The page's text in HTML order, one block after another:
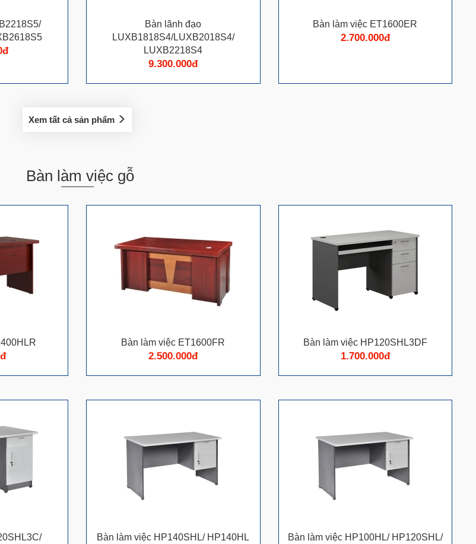
Bàn lãnh đạo
LUXB1818S4/LUXB2018S4/
LUXB2218S4
9.300.000đ
Bàn làm việc ET1600ER
2.700.000đ
Xem tất cả sản phẩm
Bàn làm việc gỗ
Bàn làm việc ET1600FR
2.500.000đ
Bàn làm việc HP120SHL3DF
1.700.000đ
Bàn làm việc HP140SHL/ HP140HL
Bàn làm việc HP100HL/ HP120SHL/